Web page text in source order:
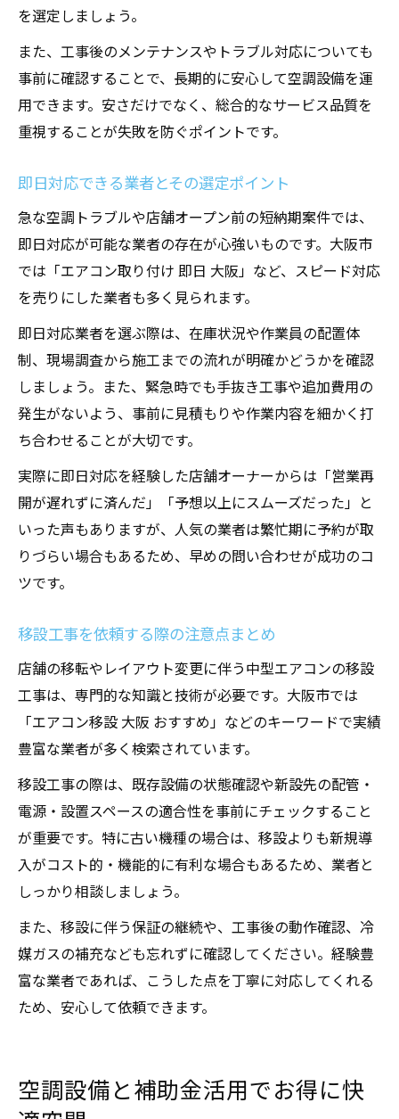
を選定しましょう。
また、工事後のメンテナンスやトラブル対応についても
事前に確認することで、長期的に安心して空調設備を運
用できます。安さだけでなく、総合的なサービス品質を
重視することが失敗を防ぐポイントです。
即日対応できる業者とその選定ポイント
急な空調トラブルや店舗オープン前の短納期案件では、
即日対応が可能な業者の存在が心強いものです。大阪市
では「エアコン取り付け 即日 大阪」など、スピード対応
を売りにした業者も多く見られます。
即日対応業者を選ぶ際は、在庫状況や作業員の配置体
制、現場調査から施工までの流れが明確かどうかを確認
しましょう。また、緊急時でも手抜き工事や追加費用の
発生がないよう、事前に見積もりや作業内容を細かく打
ち合わせることが大切です。
実際に即日対応を経験した店舗オーナーからは「営業再
開が遅れずに済んだ」「予想以上にスムーズだった」と
いった声もありますが、人気の業者は繁忙期に予約が取
りづらい場合もあるため、早めの問い合わせが成功のコ
ツです。
移設工事を依頼する際の注意点まとめ
店舗の移転やレイアウト変更に伴う中型エアコンの移設
工事は、専門的な知識と技術が必要です。大阪市では
「エアコン移設 大阪 おすすめ」などのキーワードで実績
豊富な業者が多く検索されています。
移設工事の際は、既存設備の状態確認や新設先の配管・
電源・設置スペースの適合性を事前にチェックすること
が重要です。特に古い機種の場合は、移設よりも新規導
入がコスト的・機能的に有利な場合もあるため、業者と
しっかり相談しましょう。
また、移設に伴う保証の継続や、工事後の動作確認、冷
媒ガスの補充なども忘れずに確認してください。経験豊
富な業者であれば、こうした点を丁寧に対応してくれる
ため、安心して依頼できます。
空調設備と補助金活用でお得に快